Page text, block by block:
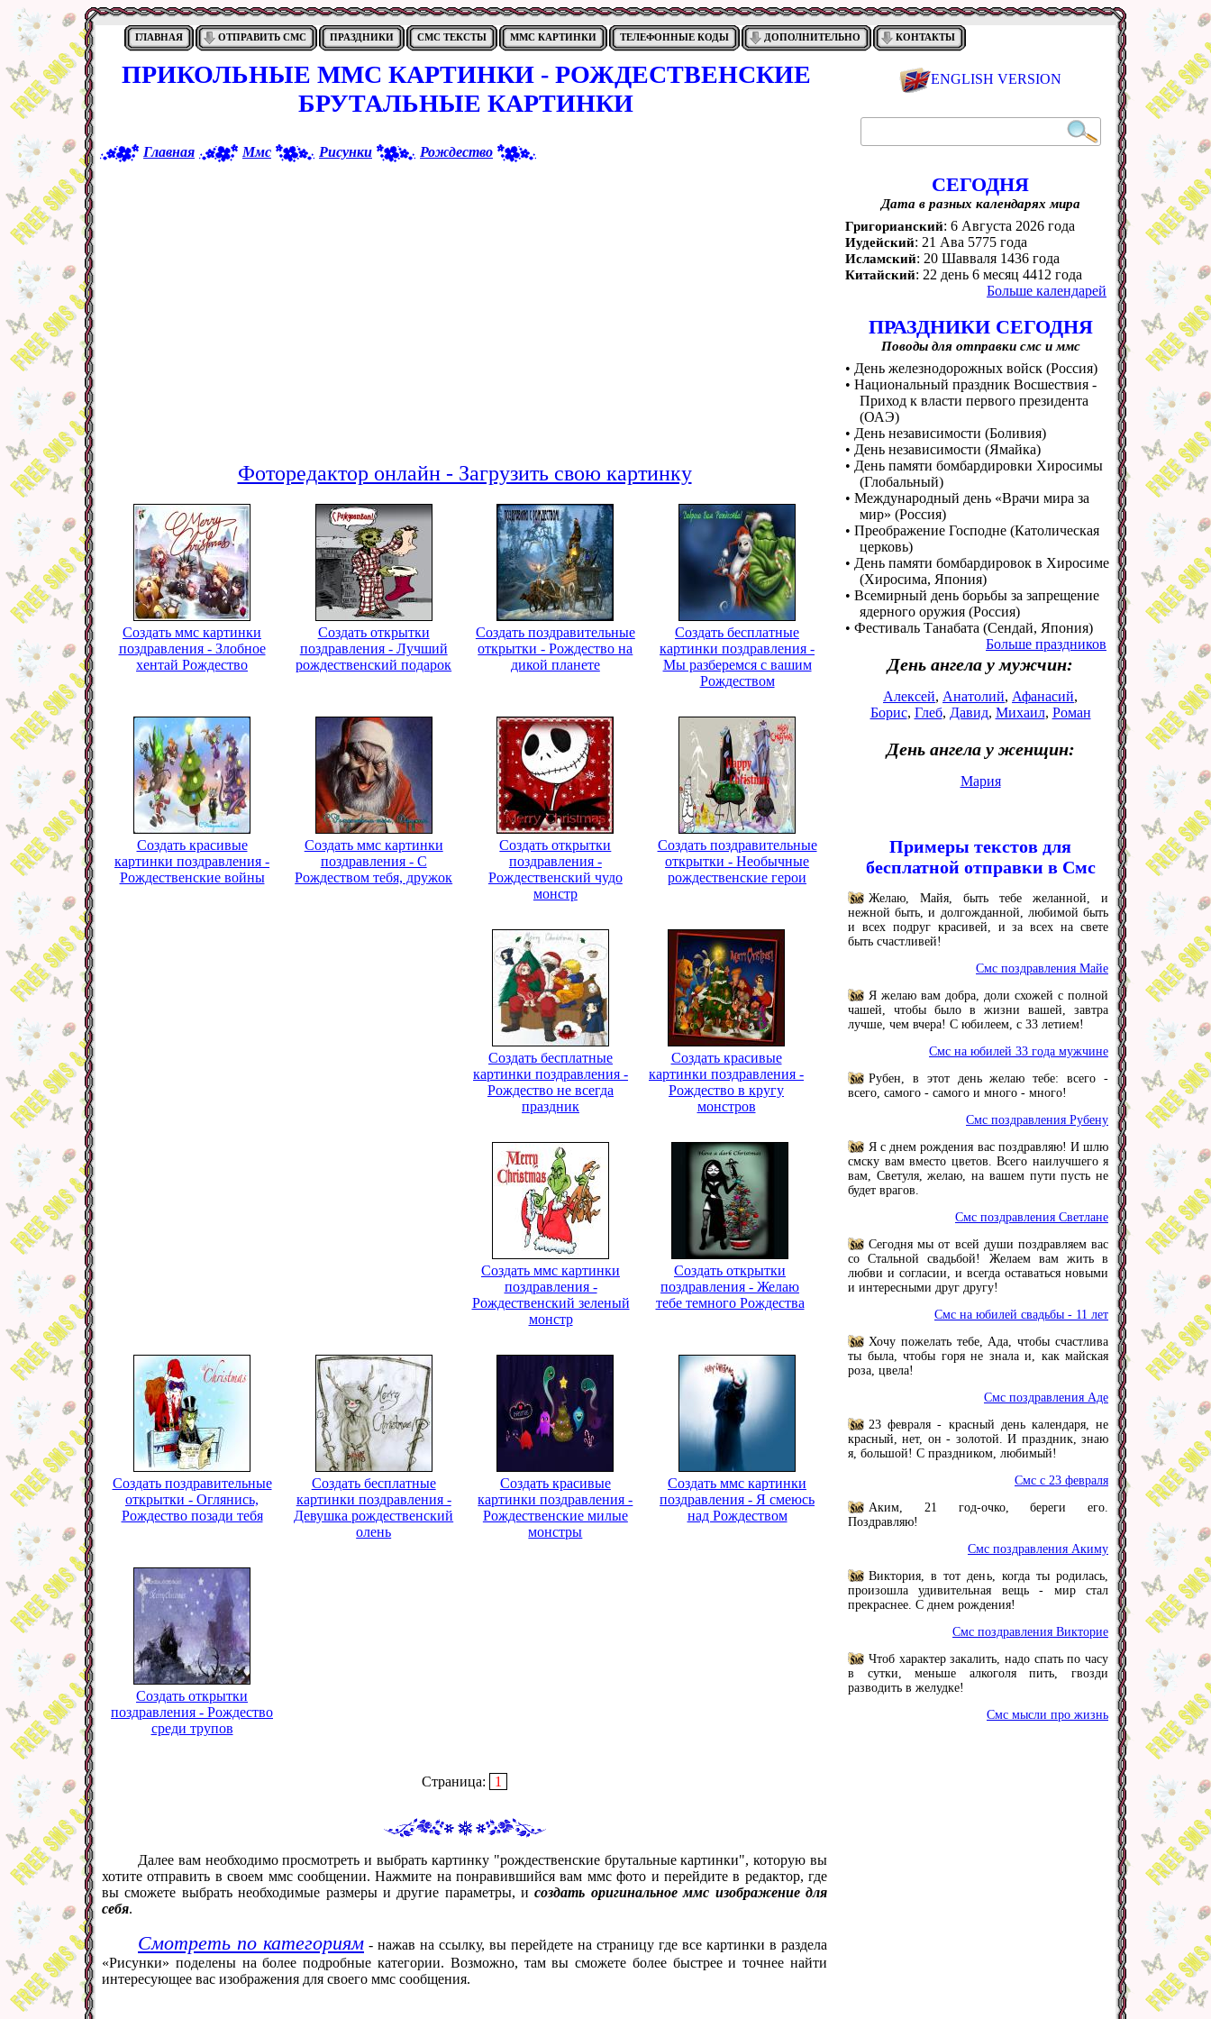
ГЛАВНАЯ ОТПРАВИТЬ СМС ПРАЗДНИКИ СМС ТЕКСТЫ ММС КАРТИНКИ ТЕЛЕФОННЫЕ КОДЫ ДОПОЛНИТЕЛЬНО КОНТАКТЫ
ПРИКОЛЬНЫЕ ММС КАРТИНКИ - РОЖДЕСТВЕНСКИЕ
БРУТАЛЬНЫЕ КАРТИНКИ
Главная Ммс Рисунки Рождество
Фоторедактор онлайн - Загрузить свою картинку
Создать ммс картинки
поздравления - Злобное
хентай Рождество
Создать открытки
поздравления - Лучший
рождественский подарок
Создать поздравительные
открытки - Рождество на
дикой планете
Создать бесплатные
картинки поздравления -
Мы разберемся с вашим
Рождеством
Создать красивые
картинки поздравления -
Рождественские войны
Создать ммс картинки
поздравления - С
Рождеством тебя, дружок
Создать открытки
поздравления -
Рождественский чудо
монстр
Создать поздравительные
открытки - Необычные
рождественские герои
Создать бесплатные
картинки поздравления -
Рождество не всегда
праздник
Создать красивые
картинки поздравления -
Рождество в кругу
монстров
Создать ммс картинки
поздравления -
Рождественский зеленый
монстр
Создать открытки
поздравления - Желаю
тебе темного Рождества
Создать поздравительные
открытки - Оглянись,
Рождество позади тебя
Создать бесплатные
картинки поздравления -
Девушка рождественский
олень
Создать красивые
картинки поздравления -
Рождественские милые
монстры
Создать ммс картинки
поздравления - Я смеюсь
над Рождеством
Создать открытки
поздравления - Рождество
среди трупов
Страница: 1
Далее вам необходимо просмотреть и выбрать картинку "рождественские брутальные картинки", которую вы
хотите отправить в своем ммс сообщении. Нажмите на понравившийся вам ммс фото и перейдите в редактор, где
вы сможете выбрать необходимые размеры и другие параметры, исоздать оригинальное ммс изображение для
себя.
Смотреть по категориям - нажав на ссылку, вы перейдете на страницу где все картинки в раздела
«Рисунки» поделены на более подробные категории. Возможно, там вы сможете более быстрее и точнее найти
интересующее вас изображения для своего ммс сообщения.
ENGLISH VERSION
СЕГОДНЯ
Дата в разных календарях мира
Григорианский: 6 Августа 2026 года
Иудейский: 21 Ава 5775 года
Исламский: 20 Шавваля 1436 года
Китайский: 22 день 6 месяц 4412 года
Больше календарей
ПРАЗДНИКИ СЕГОДНЯ
Поводы для отправки смс и ммс
• День железнодорожных войск (Россия)
• Национальный праздник Восшествия -
Приход к власти первого президента
(ОАЭ)
• День независимости (Боливия)
• День независимости (Ямайка)
• День памяти бомбардировки Хиросимы
(Глобальный)
• Международный день «Врачи мира за
мир» (Россия)
• Преображение Господне (Католическая
церковь)
• День памяти бомбардировок в Хиросиме
(Хиросима, Япония)
• Всемирный день борьбы за запрещение
ядерного оружия (Россия)
• Фестиваль Танабата (Сендай, Япония)
Больше праздников
День ангела у мужчин:
Алексей, Анатолий, Афанасий,
Борис, Глеб, Давид, Михаил, Роман
День ангела у женщин:
Мария
Примеры текстов для
бесплатной отправки в Смс
Желаю, Майя, быть тебе желанной, и
нежной быть, и долгожданной, любимой быть
и всех подруг красивей, и за всех на свете
быть счастливей!
Смс поздравления Майе
Я желаю вам добра, доли схожей с полной
чашей, чтобы было в жизни вашей, завтра
лучше, чем вчера! С юбилеем, с 33 летием!
Смс на юбилей 33 года мужчине
Рубен, в этот день желаю тебе: всего -
всего, самого - самого и много - много!
Смс поздравления Рубену
Я с днем рождения вас поздравляю! И шлю
смску вам вместо цветов. Всего наилучшего я
вам, Светуля, желаю, на вашем пути пусть не
будет врагов.
Смс поздравления Светлане
Сегодня мы от всей души поздравляем вас
со Стальной свадьбой! Желаем вам жить в
любви и согласии, и всегда оставаться новыми
и интересными друг другу!
Смс на юбилей свадьбы - 11 лет
Хочу пожелать тебе, Ада, чтобы счастлива
ты была, чтобы горя не знала и, как майская
роза, цвела!
Смс поздравления Аде
23 февраля - красный день календаря, не
красный, нет, он - золотой. И праздник, знаю
я, большой! С праздником, любимый!
Смс с 23 февраля
Аким, 21 год-очко, береги его.
Поздравляю!
Смс поздравления Акиму
Виктория, в тот день, когда ты родилась,
произошла удивительная вещь - мир стал
прекраснее. С днем рождения!
Смс поздравления Викторие
Чтоб характер закалить, надо спать по часу
в сутки, меньше алкоголя пить, гвозди
разводить в желудке!
Смс мысли про жизнь